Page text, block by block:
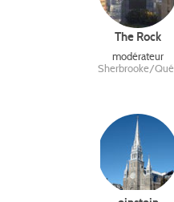
The Rock
modérateur
Sherbrooke/